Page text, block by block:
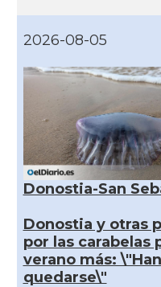
2026-08-05
Donostia-San
Donostia y otras
por las carabelas
verano más:
quedarse\"